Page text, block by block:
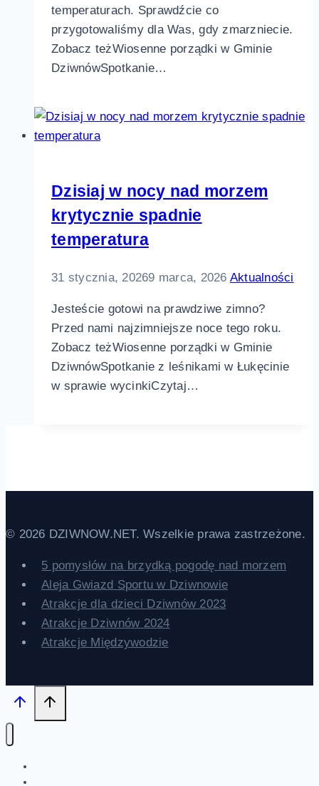
temperaturach. Sprawdźcie co
przygotowaliśmy dla Was, gdy zmarzniecie.
Zobacz teżWiosenne porządki w Gminie
DziwnówSpotkanie…
Dzisiaj w nocy nad morzem
krytycznie spadnie
temperatura
31 stycznia, 20269 marca, 2026 Aktualności
Jesteście gotowi na prawdziwe zimno?
Przed nami najzimniejsze noce tego roku.
Zobacz teżWiosenne porządki w Gminie
DziwnówSpotkanie z leśnikami w Łukęcinie
w sprawie wycinkiCzytaj…
© 2026 DZIWNOW.NET. Wszelkie prawa zastrzeżone.
5 pomysłów na brzydką pogodę nad morzem
Aleja Gwiazd Sportu w Dziwnowie
Atrakcje dla dzieci Dziwnów 2023
Atrakcje Dziwnów 2024
Atrakcje Międzywodzie